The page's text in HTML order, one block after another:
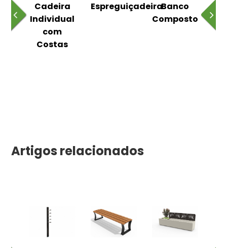
Cadeira
Individual
com
Costas
EspreguiçadeiraBanco
Composto
Artigos relacionados